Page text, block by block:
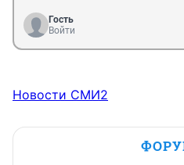
Гость
Войти
Новости СМИ2